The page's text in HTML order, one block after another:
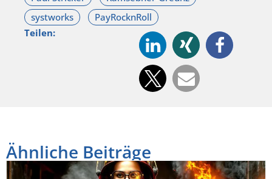
Teilen:
Ähnliche Beiträge